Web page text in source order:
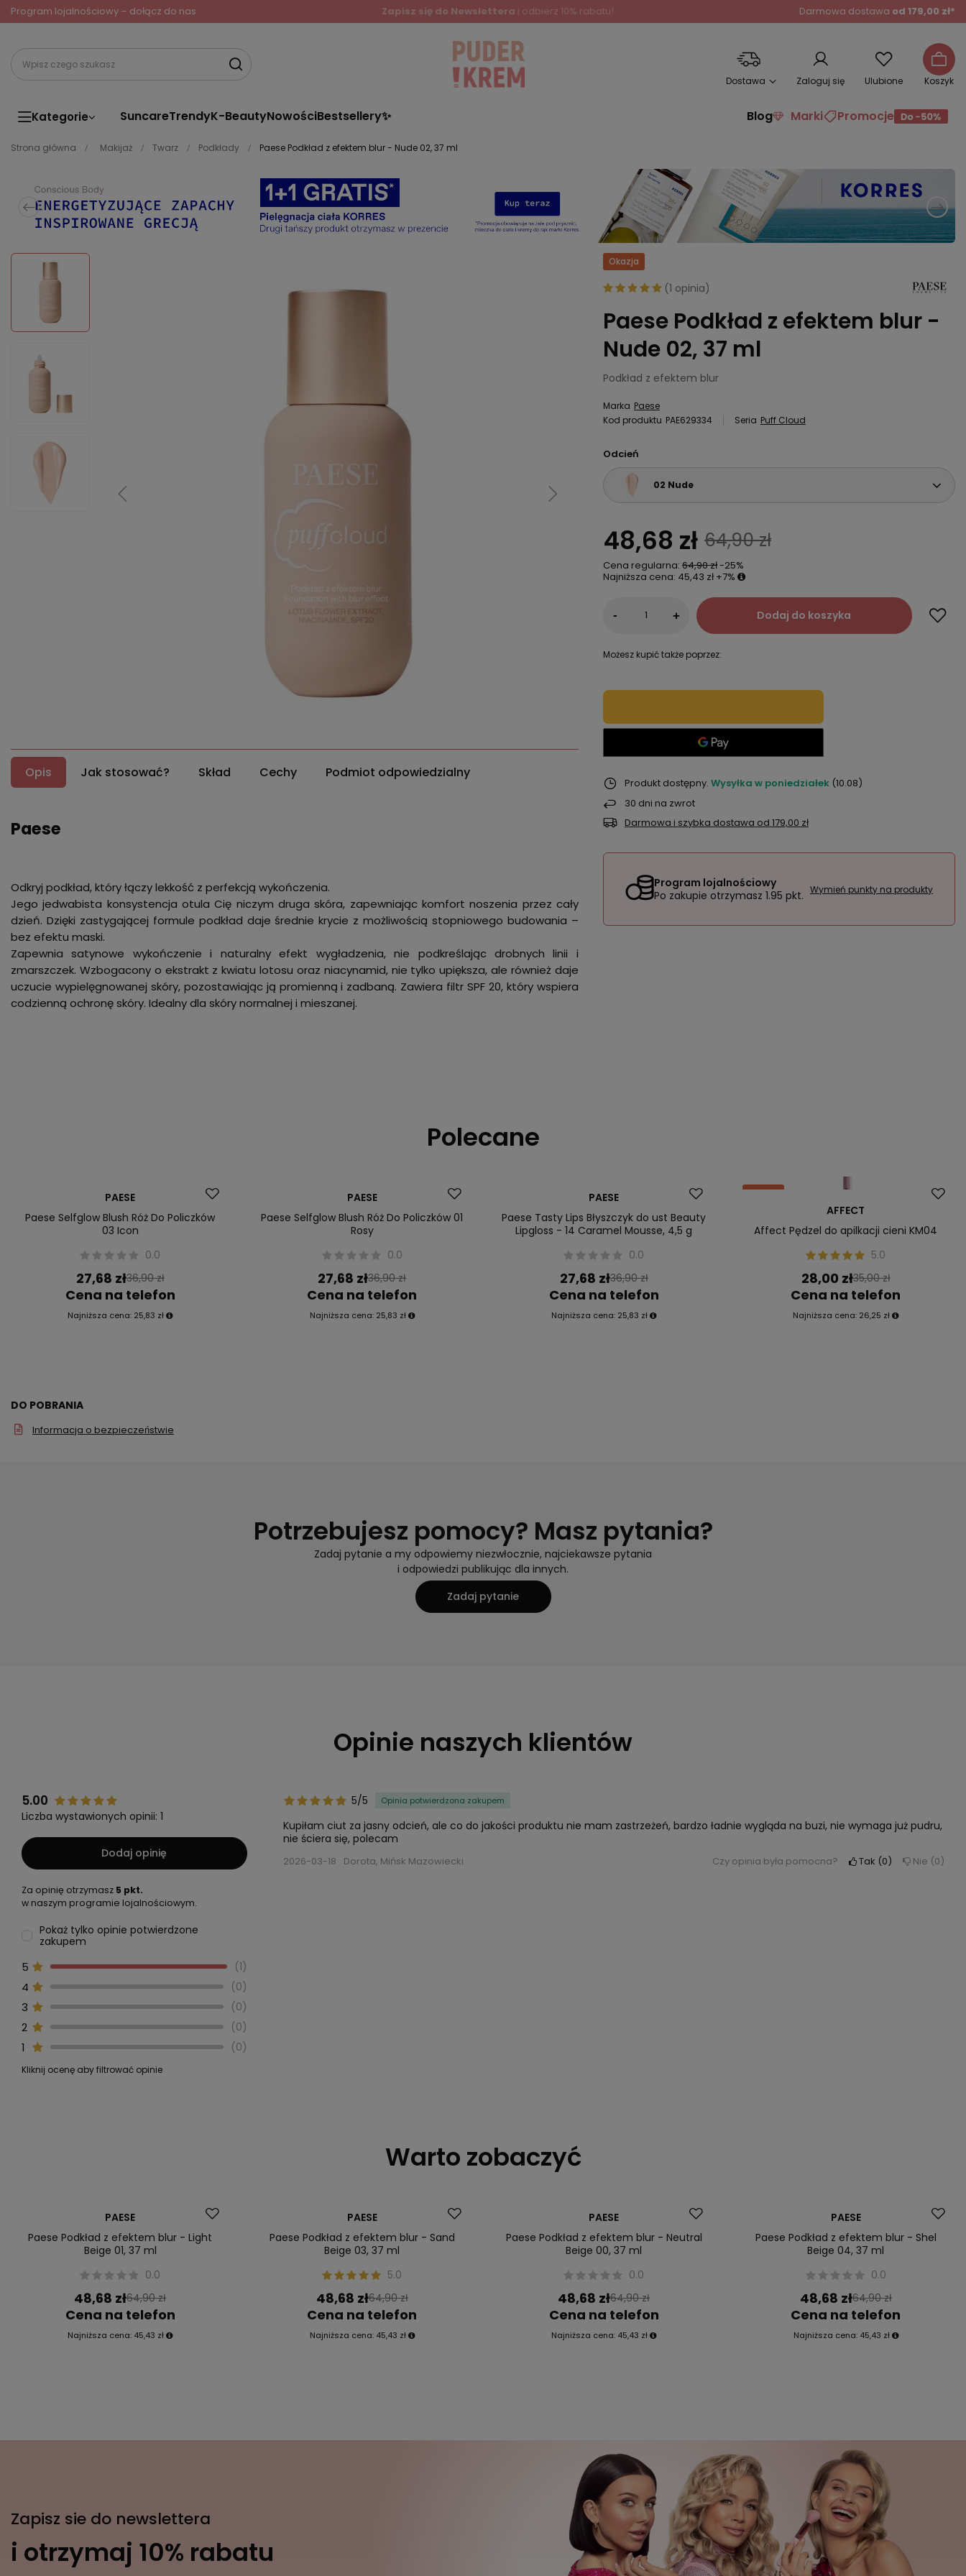
Program lojalnościowy – dołącz do nas Darmowa dostawa od 179,00 zł*
Dostawa Zaloguj się Ulubione Koszyk
Kategorie SuncareTrendyK-BeautyNowościBestsellery✨ Blog Marki Promocje
Strona główna Makijaż Twarz Podkłady Paese Podkład z efektem blur - Nude 02, 37 ml
Opis Jak stosować? Skład Cechy Podmiot odpowiedzialny
Paese
Odkryj podkład, który łączy lekkość z perfekcją wykończenia.
Jego jedwabista konsystencja otula Cię niczym druga skóra, zapewniając komfort noszenia przez cały
dzień. Dzięki zastygającej formule podkład daje średnie krycie z możliwością stopniowego budowania –
bez efektu maski.
Zapewnia satynowe wykończenie i naturalny efekt wygładzenia, nie podkreślając drobnych linii i
zmarszczek. Wzbogacony o ekstrakt z kwiatu lotosu oraz niacynamid, nie tylko upiększa, ale również daje
uczucie wypielęgnowanej skóry, pozostawiając ją promienną i zadbaną. Zawiera filtr SPF 20, który wspiera
codzienną ochronę skóry. Idealny dla skóry normalnej i mieszanej.
Okazja
(1 opinia)
Paese Podkład z efektem blur -
Nude 02, 37 ml
Podkład z efektem blur
Marka Paese
Kod produktu PAE629334 Seria Puff Cloud
Odcień
02 Nude
48,68 zł 64,90 zł
Cena regularna: 64,90 zł-25%
Najniższa cena: 45,43 zł +7%
- + Dodaj do koszyka
Możesz kupić także poprzez:
Produkt dostępny Wysyłka w poniedziałek (10.08)
30 dni na zwrot
Darmowa i szybka dostawa od 179,00 zł
Program lojalnościowy
Po zakupie otrzymasz 1.95 pkt. Wymień punkty na produkty
Polecane
PAESE
Paese Selfglow Blush Róż Do Policzków
03 Icon
0.0
27,68 zł36,90 zł
Cena na telefon
Najniższa cena: 25,83 zł
PAESE
Paese Selfglow Blush Róż Do Policzków 01
Rosy
0.0
27,68 zł36,90 zł
Cena na telefon
Najniższa cena: 25,83 zł
PAESE
Paese Tasty Lips Błyszczyk do ust Beauty
Lipgloss - 14 Caramel Mousse, 4,5 g
0.0
27,68 zł36,90 zł
Cena na telefon
Najniższa cena: 25,83 zł
Okazja
AFFECT
Affect Pędzel do apilkacji cieni KM04
5.0
28,00 zł35,00 zł
Cena na telefon
Najniższa cena: 26,25 zł
DO POBRANIA
Informacja o bezpieczeństwie
Potrzebujesz pomocy? Masz pytania?
Zadaj pytanie a my odpowiemy niezwłocznie, najciekawsze pytania
i odpowiedzi publikując dla innych.
Zadaj pytanie
Opinie naszych klientów
5.00
Liczba wystawionych opinii: 1
Dodaj opinię
Za opinię otrzymasz 5 pkt.
w naszym programie lojalnościowym.
Pokaż tylko opinie potwierdzone
zakupem
5 1
4 0
3 0
2 0
1 0
Kliknij ocenę aby filtrować opinie
5/5 Opinia potwierdzona zakupem
Kupiłam ciut za jasny odcień, ale co do jakości produktu nie mam zastrzeżeń, bardzo ładnie wygląda na buzi, nie wymaga już pudru,
nie ściera się, polecam
2026-03-18 Dorota, Mińsk Mazowiecki Czy opinia była pomocna? Tak 0 Nie 0
Warto zobaczyć
PAESE
Paese Podkład z efektem blur - Light
Beige 01, 37 ml
0.0
48,68 zł64,90 zł
Cena na telefon
Najniższa cena: 45,43 zł
PAESE
Paese Podkład z efektem blur - Sand
Beige 03, 37 ml
5.0
48,68 zł64,90 zł
Cena na telefon
Najniższa cena: 45,43 zł
PAESE
Paese Podkład z efektem blur - Neutral
Beige 00, 37 ml
0.0
48,68 zł64,90 zł
Cena na telefon
Najniższa cena: 45,43 zł
PAESE
Paese Podkład z efektem blur - Shel
Beige 04, 37 ml
0.0
48,68 zł64,90 zł
Cena na telefon
Najniższa cena: 45,43 zł
Zapisz sie do newslettera
i otrzymaj 10% rabatu